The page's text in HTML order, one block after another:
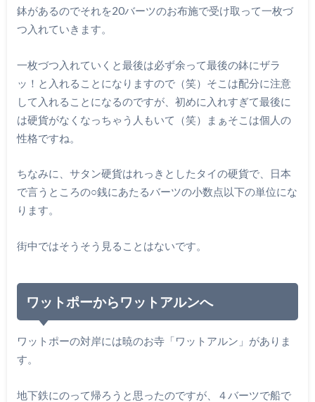
鉢があるのでそれを20バーツのお布施で受け取って一枚づ
つ入れていきます。
一枚づつ入れていくと最後は必ず余って最後の鉢にザラ
ッ！と入れることになりますので（笑）そこは配分に注意
して入れることになるのですが、初めに入れすぎて最後に
は硬貨がなくなっちゃう人もいて（笑）まぁそこは個人の
性格ですね。
ちなみに、サタン硬貨はれっきとしたタイの硬貨で、日本
で言うところの○銭にあたるバーツの小数点以下の単位にな
ります。
街中ではそうそう見ることはないです。
ワットポーからワットアルンへ
ワットポーの対岸には暁のお寺「ワットアルン」がありま
す。
地下鉄にのって帰ろうと思ったのですが、４バーツで船で